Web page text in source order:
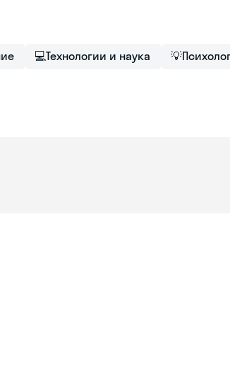
💻Технологии и наука 💡